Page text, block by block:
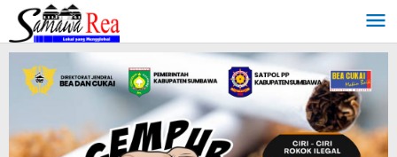
Lewati
konten